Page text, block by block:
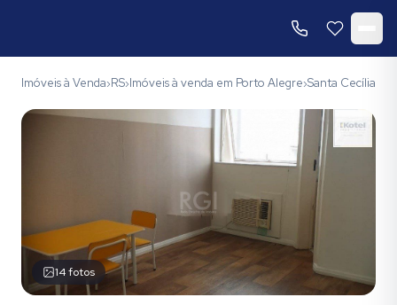
Imóveis à Venda›RS›Imóveis à venda em Porto Alegre›Santa Cecília
14fotos